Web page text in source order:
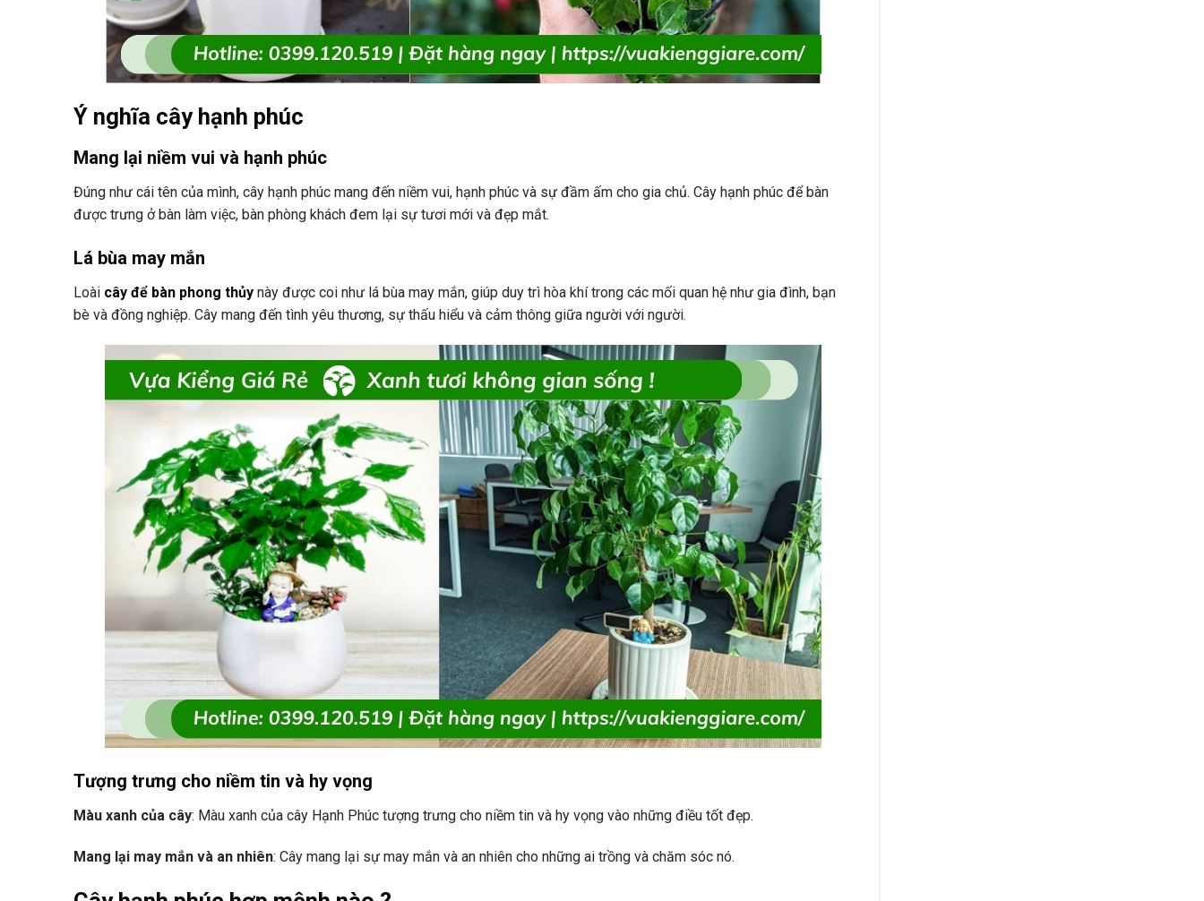
Ý nghĩa cây hạnh phúc
Mang lại niềm vui và hạnh phúc
Đúng như cái tên của mình, cây hạnh phúc mang đến niềm vui, hạnh phúc và sự đầm ấm cho gia chủ. Cây hạnh phúc để bàn
được trưng ở bàn làm việc, bàn phòng khách đem lại sự tươi mới và đẹp mắt.
Lá bùa may mắn
Loài cây để bàn phong thủy này được coi như lá bùa may mắn, giúp duy trì hòa khí trong các mối quan hệ như gia đình, bạn
bè và đồng nghiệp. Cây mang đến tình yêu thương, sự thấu hiểu và cảm thông giữa người với người.
Tượng trưng cho niềm tin và hy vọng
Màu xanh của cây: Màu xanh của cây Hạnh Phúc tượng trưng cho niềm tin và hy vọng vào những điều tốt đẹp.
Mang lại may mắn và an nhiên: Cây mang lại sự may mắn và an nhiên cho những ai trồng và chăm sóc nó.